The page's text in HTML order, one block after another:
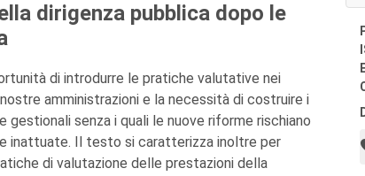
dirigenza pubblica dopo le
di introdurre le pratiche valutative nei
amministrazioni e la necessità di costruire i
gestionali senza i quali le nuove riforme rischiano
inattuate. Il testo si caratterizza inoltre per
di valutazione delle prestazioni della